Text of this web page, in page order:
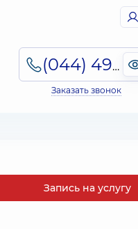
(044) 495-2-888
Заказать звонок
Запись на услугу